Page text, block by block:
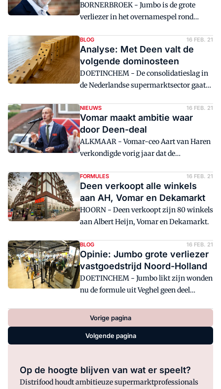
BORNERBROEK - Jumbo is de grote
verliezer in het overnamespel rond
Albert Heijn het merendeel van de
winkels overneemt, verbaast hem niets.
Wel vindt hij het opvallend dat Vomar,
met toch een al wat oudere eigenaar,
supermarkten koopt.
BLOG 16 FEB. 21
Analyse: Met Deen valt de
volgende dominosteen
DOETINCHEM - De consolidatieslag in
de Nederlandse supermarktsector gaat
opnieuw een supermarktformule van de
markt. Er is een theorie die deze
ontwikkeling heeft voorspeld.
NIEUWS 16 FEB. 21
Vomar maakt ambitie waar
door Deen-deal
ALKMAAR - Vomar-ceo Aart van Haren
verkondigde vorig jaar dat de
overname. Nu is het zover door de Deen-
deal. 'Dit is een unieke kans voor ons.'
FORMULES 16 FEB. 21
Deen verkoopt alle winkels
aan AH, Vomar en Dekamarkt
HOORN - Deen verkoopt zijn 80 winkels
aan Albert Heijn, Vomar en Dekamarkt.
BLOG 16 FEB. 21
Opinie: Jumbo grote verliezer
vastgoedstrijd Noord-Holland
DOETINCHEM - Jumbo likt zijn wonden
nu de formule uit Veghel geen deel
supermarktketens die de winkels van
Deen overnemen. Een Noord-Hollandse
coalitie dwarsboomt de opmars van de
Vorige pagina
Volgende pagina
Op de hoogte blijven van wat er speelt?
Distrifood houdt ambitieuze supermarktprofessionals